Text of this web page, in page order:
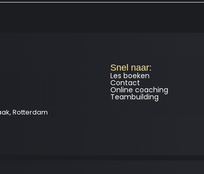
Rotterdam
Snel naar:
Les boeken
Contact
Online coaching
Teambuilding